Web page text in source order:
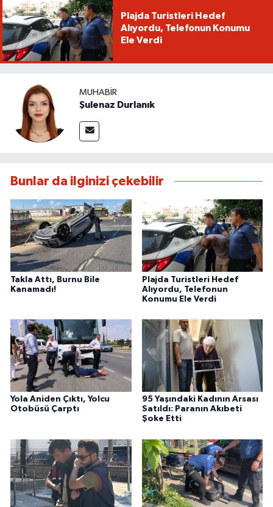
Plajda Turistleri Hedef
Alıyordu, Telefonun Konumu
Ele Verdi
MUHABIR
Şulenaz Durlanık
Bunlar da ilginizi çekebilir
Takla Attı, Burnu Bile
Kanamadı!
Plajda Turistleri Hedef
Alıyordu, Telefonun
Konumu Ele Verdi
Yola Aniden Çıktı, Yolcu
Otobüsü Çarptı
95 Yaşındaki Kadının Arsası
Satıldı: Paranın Akıbeti
Şoke Etti